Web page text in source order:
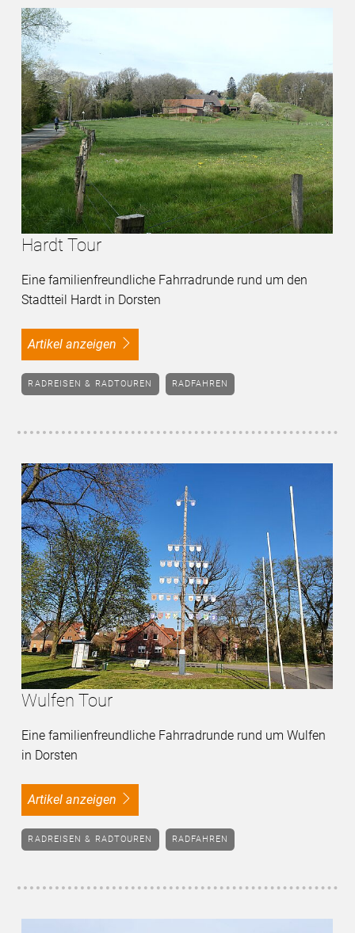
Hardt Tour
Eine familienfreundliche Fahrradrunde rund um den
Stadtteil Hardt in Dorsten
Artikel anzeigen
RADREISEN & RADTOUREN RADFAHREN
Wulfen Tour
Eine familienfreundliche Fahrradrunde rund um Wulfen
in Dorsten
Artikel anzeigen
RADREISEN & RADTOUREN RADFAHREN